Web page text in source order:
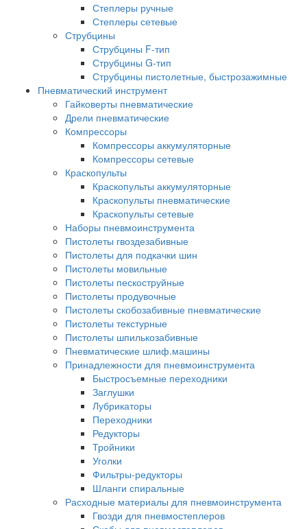
Степлеры ручные
Степлеры сетевые
Струбцины
Струбцины F-тип
Струбцины G-тип
Струбцины пистолетные, быстрозажимные
Пневматический инструмент
Гайковерты пневматические
Дрели пневматические
Компрессоры
Компрессоры аккумуляторные
Компрессоры сетевые
Краскопульты
Краскопульты аккумуляторные
Краскопульты пневматические
Краскопульты сетевые
Наборы пневмоинструмента
Пистолеты гвоздезабивные
Пистолеты для подкачки шин
Пистолеты мовильные
Пистолеты пескоструйные
Пистолеты продувочные
Пистолеты скобозабивные пневматические
Пистолеты текстурные
Пистолеты шпилькозабивные
Пневматические шлиф.машины
Принадлежности для пневмоинструмента
Быстросъемные переходники
Заглушки
Лубрикаторы
Переходники
Редукторы
Тройники
Уголки
Фильтры-редукторы
Шланги спиральные
Расходные материалы для пневмоинструмента
Гвозди для пневмостеплеров